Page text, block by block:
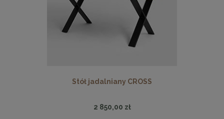
Stół jadalniany CROSS
2 850,00 zł